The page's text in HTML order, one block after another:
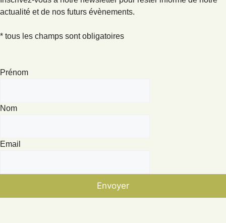
actualité et de nos futurs évènements.
* tous les champs sont obligatoires
Prénom
Nom
Email
Envoyer